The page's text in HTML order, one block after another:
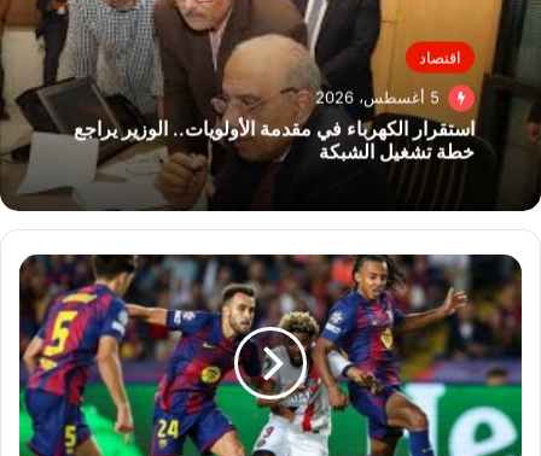
اقتصاد
5 أغسطس، 2026
استقرار الكهرباء في مقدمة الأولويات.. الوزير يراجع
خطة تشغيل الشبكة
برشلونة
في
مهمة
الحفاظ
على
صدارة
الدوري
الإسباني